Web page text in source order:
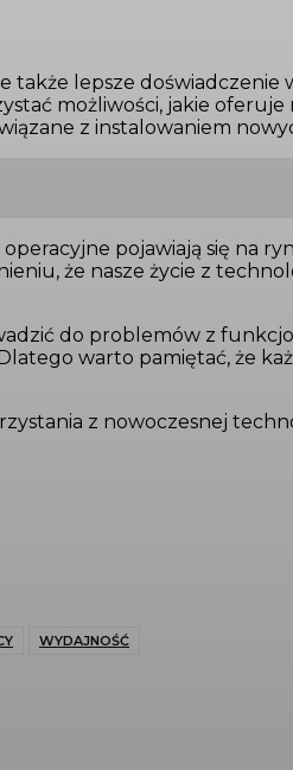
lepsze doświadczenie
możliwości, jakie
z instalowaniem
pojawiają się na
że nasze życie z
do problemów z
warto pamiętać, że
z nowoczesnej
WYDAJNOŚĆ